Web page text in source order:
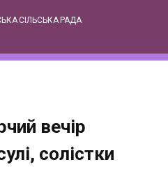
to
вечір
солістки